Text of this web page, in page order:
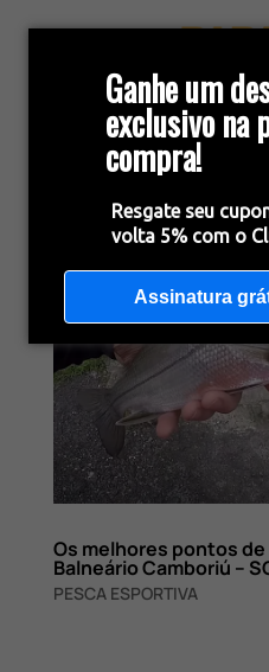
Ganhe um
exclusivo na
compra!
Resgate seu
volta 5% com o
Assinatura
Os melhores pontos
Balneário Camboriú –
PESCA ESPORTIVA